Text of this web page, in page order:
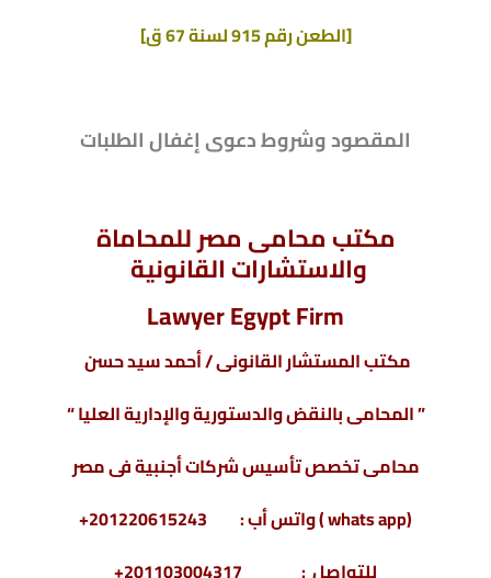
[الطعن رقم 915 لسنة 67 ق]
المقصود وشروط دعوى إغفال الطلبات
مكتب محامى مصر للمحاماة
والاستشارات القانونية
Lawyer Egypt Firm
مكتب المستشار القانونى / أحمد سيد حسن
” المحامى بالنقض والدستورية والإدارية العليا “
محامى تخصص تأسيس شركات أجنبية فى مصر
(whats app ) واتس أب : 201220615243+
للتواصل : 201103004317+